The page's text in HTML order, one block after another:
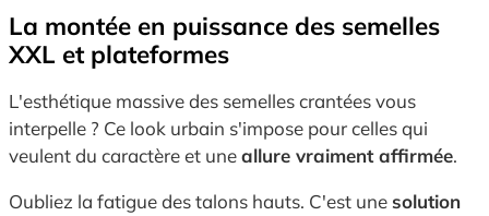
La montée en puissance des semelles
XXL et plateformes
L'esthétique massive des semelles crantées vous
interpelle ? Ce look urbain s'impose pour celles qui
veulent du caractère et uneallure vraiment affirmée.
Oubliez la fatigue des talons hauts. C'est une solution